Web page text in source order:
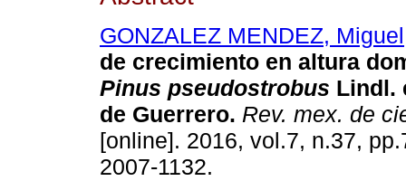
GONZALEZ MENDEZ, Miguel
de crecimiento en altura
Pinus pseudostrobus Lindl.
de Guerrero. Rev. mex. de
[online]. 2016, vol.7, n.37,
2007-1132.